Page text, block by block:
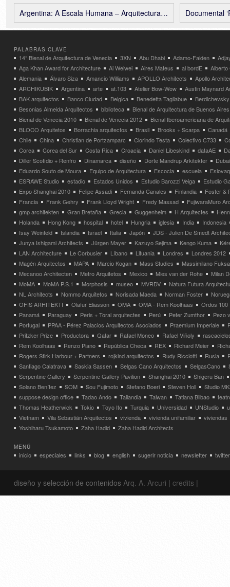
Documental ‘Rebel
Argentina: A Escala Humana – Arquitectura en primera persona: Entrevista realizada a Miguel Angel Roca Arquitecto
PALABRAS CLAVE
14° Bienal de Arquitectura de Venecia 3XN Abu Dhabi Adamo-Faiden
Aga Khan Award for Architecture
Ai Weiwei Aires Mateus al bordE
Alberto
Alemania
Álvaro Siza Amancio Williams APOLLO Architects
Apollo
ARCHIKUBIK
Argentina arte at.103 Atelier Bow-Wow
Austin Maynard
BAK arquitectos
Banco Ciudad Belgica Benedetta Tagliabue
Besonias Almeida Arquitectos
biblioteca
Bienal de Arquitectura de Buenos Aires
Bienal de Venecia 2010
Bienal de Venecia 2012
Bienal Iberoamericana de
BLOCO Arquitetos
Borrachia arquitectos Brasil Brooks + Scarpa
Canadá
Chile
China Christian de Portzamparc Clorindo Testa Colectivo C733
Corea
Corea del Sur Costa Rica Croacia Daniel Libeskind dataAE
Diller Scofidio + Renfro
Dinamarca diseño Dorte Mandrup Arkitekter
Dubai
Eduardo Souto de Moura
Equipo de Arquitectura Escocia escuela
ESRAWE Studio
estadio Estados Unidos Estudio Barozzi Veiga
Estudio
Expo Shanghai 2010
Felipe Assadi Fernanda Canales Finlandia
Foster &
Francia
Frank Gehry Frank Lloyd Wright Fredy Massad
FujiwaraMuro
gmp architekten
Gran Bretaña Grecia Guggenheim H Arquitectes
Holanda
Hong Kong hospital hotel Hungria iglesia India
Indonesia
Isay Weinfeld
Islandia Israel Italia Japón
JDS - Julien De Smedt
Junya Ishigami Architects
Jürgen Mayer Kazuyo Sejima Kengo Kuma
LAN Architecture
Le Corbusier Líbano Lituania Londres
Londres 2012
Magén Arquitectos
MAPA Marcio Kogan Mass Studies
Massimilano
Mecanoo Architecten
Metro Arquitetos Mexico Mies van der Rohe
Milan
MoMA
MoMA P.S.1 Morphosis museo MVRDV
Natura Futura
NL Architects
Nommo Arquitetos Norisada Maeda Norman Foster
OFIS ARHITEKTI
Olafur Eliasson OMA OMA - Rem Koolhaas
Ordos 100
Panamá
Paraguay Peris + Toral arquitectes Perú Peter Zumthor
Pezo
Portugal
PPAA - Pérez Palacios Arquitectos Asociados Praemium Imperiale
Pritzker Prize
Productora Qatar Rafael Moneo Rafael Viñoly
Rem Koolhaas
Renzo Piano República Checa REX Richard Meier
Rogers Stirk Harbour + Partners
rojkind arquitectos Rudy Ricciotti Rusia
Santiago Calatrava
Saskia Sassen Selgas Cano Arquitectos SelgasCano
Serpentine Gallery
Serpentine Gallery Pavilion Shanghai 2010
Shigeru Ban
Solano Benítez
SOM Sou Fujimoto Stefano Boeri Steven Holl
Studio
suppose design office
Tadao Ando Tailandia Taiwan Tatiana Bilbao
Thomas Heatherwick
Tokio Toyo Ito Turquia Universidad UNStudio
Vietnam
Vila Sebastián Arquitectos vivienda vivienda unifamiliar
viviendas
Yoshiharu Tsukamoto
Zaha Hadid Zaha Hadid Architects
MENÚ
inicio especiales links blog english sugerir noticia newsletter twitter
diseño y selección de contenidos Arq. A. Arcuri | credits |